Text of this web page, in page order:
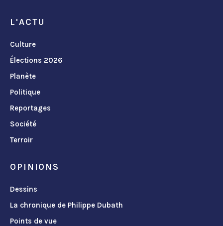
L'ACTU
Culture
Élections 2026
Planète
Politique
Reportages
Société
Terroir
OPINIONS
Dessins
La chronique de Philippe Dubath
Points de vue